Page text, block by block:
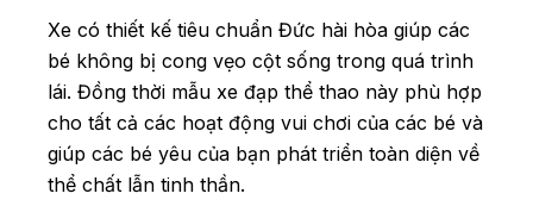
Xe có thiết kế tiêu chuẩn Đức hài hòa giúp các
bé không bị cong vẹo cột sống trong quá trình
lái. Đồng thời mẫu xe đạp thể thao này phù hợp
cho tất cả các hoạt động vui chơi của các bé và
giúp các bé yêu của bạn phát triển toàn diện về
thể chất lẫn tinh thần.